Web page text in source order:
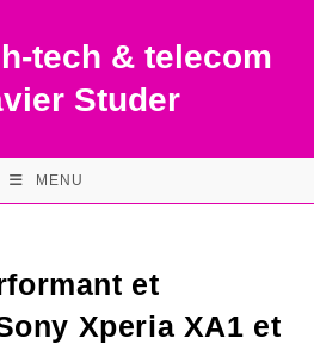
tech & telecom
Studer
MENU
et
Xperia XA1 et